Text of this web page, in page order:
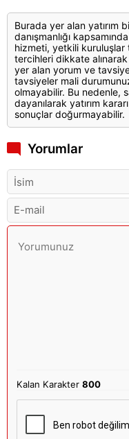
Burada yer alan yatırım
danışmanlığı
hizmeti, yetkili kuruluşlar
tercihleri dikkate
yer alan yorum ve
tavsiyeler mali
olmayabilir. Bu nedenle,
dayanılarak yatırım
sonuçlar doğurmayabilir.
Yorumlar
Kalan Karakter800